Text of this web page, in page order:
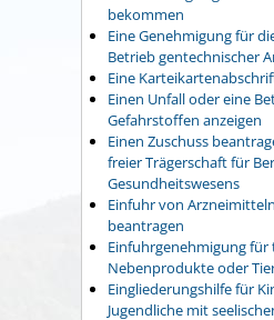
bekommen
Eine Genehmigung für
Betrieb gentechnischer
Eine
Einen Unfall oder eine
Gefahrstoffen anzeigen
Einen Zuschuss
freier Trägerschaft für
Gesundheitswesens
Einfuhr von
beantragen
Einfuhrgenehmigung für
Nebenprodukte oder
Eingliederungshilfe für
Jugendliche mit